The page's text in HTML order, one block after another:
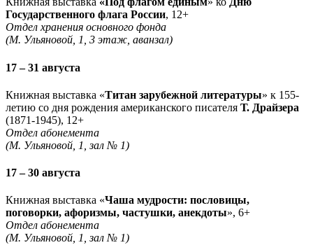
Государственного флага России, 12+
Отдел хранения основного фонда
(М. Ульяновой, 1, 3 этаж, аванзал)
17 – 31 августа
Книжная выставка «Титан зарубежной литературы» к 155-
летию со дня рождения американского писателя Т. Драйзера
(1871-1945), 12+
Отдел абонемента
(М. Ульяновой, 1, зал № 1)
17 – 30 августа
Книжная выставка «Чаша мудрости: пословицы,
поговорки, афоризмы, частушки, анекдоты», 6+
Отдел абонемента
(М. Ульяновой, 1, зал № 1)